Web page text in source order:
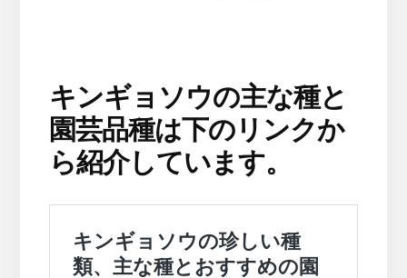
キンギョソウの主な種と
園芸品種は下のリンクか
ら紹介しています。